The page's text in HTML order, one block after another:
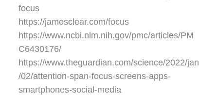
focus
https://jamesclear.com/focus
https://www.ncbi.nlm.nih.gov/pmc/articles/PM
C6430176/
https://www.theguardian.com/science/2022/jan
/02/attention-span-focus-screens-apps-
smartphones-social-media